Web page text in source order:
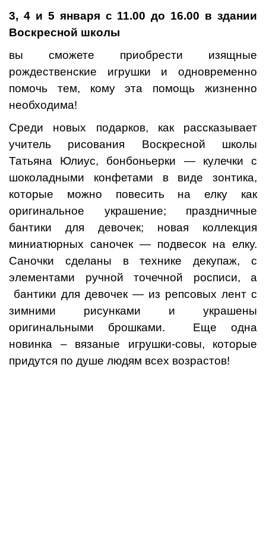
3, 4 и 5 января с 11.00 до 16.00 в здании
Воскресной школы
вы сможете приобрести изящные
рождественские игрушки и одновременно
помочь тем, кому эта помощь жизненно
необходима!
Среди новых подарков, как рассказывает
учитель рисования Воскресной школы
Татьяна Юлиус, бонбоньерки — кулечки с
шоколадными конфетами в виде зонтика,
которые можно повесить на елку как
оригинальное украшение; праздничные
бантики для девочек; новая коллекция
миниатюрных саночек — подвесок на елку.
Саночки сделаны в технике декупаж, с
элементами ручной точечной росписи, а
бантики для девочек — из репсовых лент с
зимними рисунками и украшены
оригинальными брошками. Еще одна
новинка – вязаные игрушки-совы, которые
придутся по душе людям всех возрастов!